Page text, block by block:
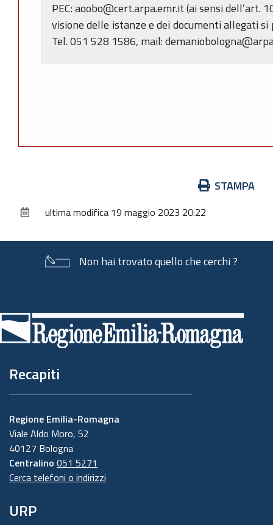
PEC: aoobo@cert.arpa.emr.it (ai sensi dell’art.
visione delle istanze e dei documenti allegati
Tel. 051 528 1586, mail:
documento
STAMPA
ultima modifica 19 maggio 2023 20:22
Non hai trovato quello che cerchi ?
di
pagina
Recapiti
Regione Emilia-Romagna
Viale Aldo Moro, 52
40127 Bologna
Centralino 051 5271
Cerca telefoni o indirizzi
URP